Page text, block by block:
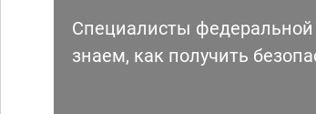
Специалисты
знаем, как получить